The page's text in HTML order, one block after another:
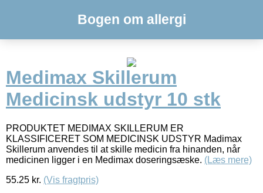
Bogen om allergi
Medimax Skillerum
Medicinsk udstyr 10 stk
PRODUKTET MEDIMAX SKILLERUM ER
KLASSIFICERET SOM MEDICINSK UDSTYR Madimax
Skillerum anvendes til at skille medicin fra hinanden, når
medicinen ligger i en Medimax doseringsæske. (Læs mere)
55.25 kr. (Vis fragtpris)